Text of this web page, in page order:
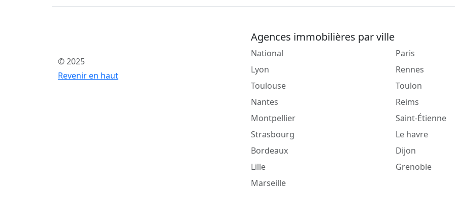
© 2025
Revenir en haut
Agences immobilières par ville
National
Lyon
Toulouse
Nantes
Montpellier
Strasbourg
Bordeaux
Lille
Marseille
Paris
Rennes
Toulon
Reims
Saint-Étienne
Le havre
Dijon
Grenoble